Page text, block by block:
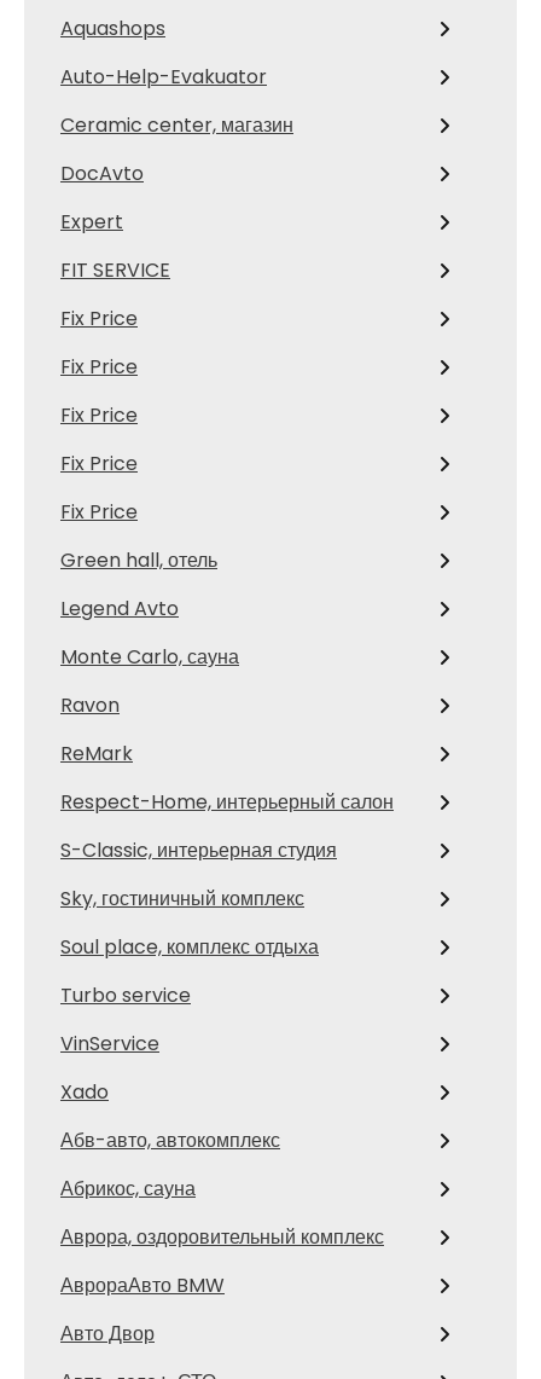
Aquashops
Auto-Help-Evakuator
Ceramic center, магазин
DocAvto
Expert
FIT SERVICE
Fix Price
Fix Price
Fix Price
Fix Price
Fix Price
Green hall, отель
Legend Avto
Monte Carlo, сауна
Ravon
ReMark
Respect-Home, интерьерный салон
S-Classic, интерьерная студия
Sky, гостиничный комплекс
Soul place, комплекс отдыха
Turbo service
VinService
Xado
Абв-авто, автокомплекс
Абрикос, сауна
Аврора, оздоровительный комплекс
АврораАвто BMW
Авто Двор